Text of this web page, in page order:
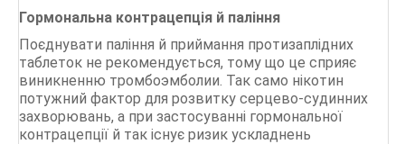
Гормональна контрацепція й паління
Поєднувати паління й приймання протизаплідних
таблеток не рекомендується, тому що це сприяє
виникненню тромбоэмболии. Так само нікотин
потужний фактор для розвитку серцево-судинних
захворювань, а при застосуванні гормональної
контрацепції й так існує ризик ускладнень